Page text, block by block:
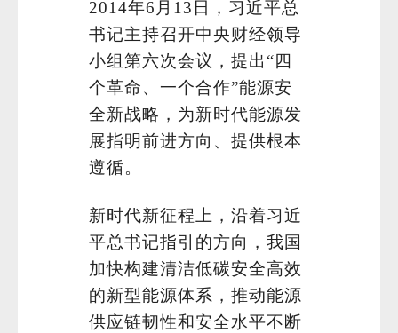
2014年6月13日，习近平总
书记主持召开中央财经领导
小组第六次会议，提出“四
个革命、一个合作”能源安
全新战略，为新时代能源发
展指明前进方向、提供根本
遵循。
新时代新征程上，沿着习近
平总书记指引的方向，我国
加快构建清洁低碳安全高效
的新型能源体系，推动能源
供应链韧性和安全水平不断